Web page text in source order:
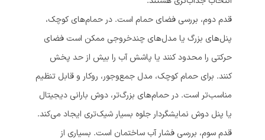
قدم دوم، بررسی فضای حمام است. در حمام‌های کوچک،
پنل‌های بزرگ یا مدل‌های چندخروجی ممکن است فضای
حرکتی را محدود کنند یا پاشش آب را بیش از حد پخش
کنند. برای حمام کوچک، مدل جمع‌وجور، روکار و قابل تنظیم
مناسب‌تر است. در حمام‌های بزرگ‌تر، دوش بارانی دیجیتال
یا پنل دوش نمایشگردار جلوه بسیار شیک‌تری ایجاد می‌کند.
قدم سوم، بررسی فشار آب ساختمان است. بسیاری از